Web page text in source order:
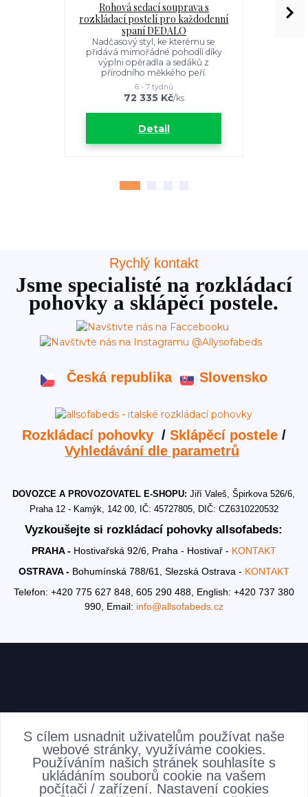
Rohová sedací souprava s
rozkládací postelí pro každodenní
spaní DEDALO
Nadčasový styl, ke kterému se
přidává mimořádné pohodlí díky
výplni opěradla a sedáků z
přírodního měkkého peří.
72 335 Kč/ks
6 - 7 týdnů
Detail
Rychlý kontakt
Jsme specialisté na rozkládací
pohovky a sklápěcí postele.
Česká republika Slovensko
Rozkládací pohovky / Sklápěcí postele/
Vyhledávání dle parametrů
DOVOZCE A PROVOZOVATEL E-SHOPU:Jiří Valeš, Špirkova 526/6,
Praha 12 - Kamýk, 142 00, IČ: 45727805, DIČ: CZ6310220532
Vyzkoušejte si rozkládací pohovky allsofabeds:
PRAHA - Hostivařská 92/6, Praha - Hostivař - KONTAKT
OSTRAVA - Bohumínská 788/61, Slezská Ostrava - KONTAKT
Telefon: +420 775 627 848, 605 290 488, English: +420 737 380
990, Email: info@allsofabeds.cz
AKTUALITY
S cílem usnadnit uživatelům používat naše
webové stránky, využíváme cookies.
Používáním našich stránek souhlasíte s
ukládáním souborů cookie na vašem
počítači / zařízení. Nastavení cookies